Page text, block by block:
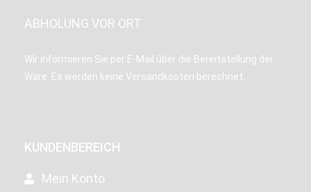
ABHOLUNG VOR ORT
Wir informieren Sie per E-Mail über die Bereitstellung der
Ware. Es werden keine Versandkosten berechnet.
KUNDENBEREICH
Mein Konto